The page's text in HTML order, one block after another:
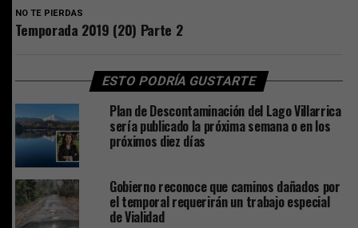
NO TE PIERDAS
Temporada 2019 (20) Parte 2
ESTO PODRÍA GUSTARTE
Plan de Descontaminación del Lago Villarrica
sería publicado la próxima semana o en los
próximos diez días
Gobierno reconoce que caminos dañados por
el temporal requerirán un trabajo especial
de Vialidad